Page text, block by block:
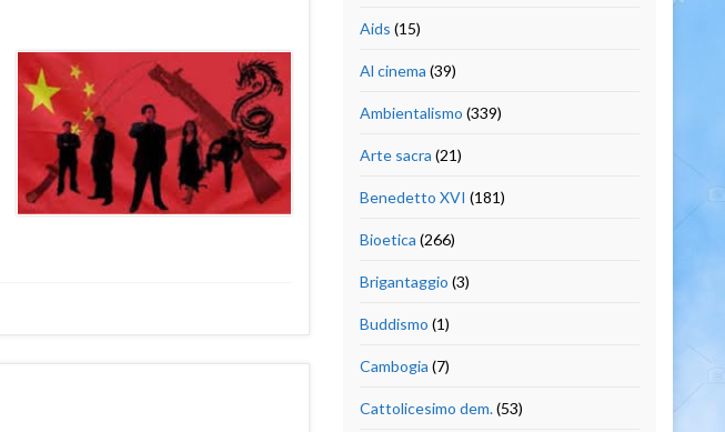
Aids (15)
Al cinema (39)
Ambientalismo (339)
Arte sacra (21)
Benedetto XVI (181)
Bioetica (266)
Brigantaggio (3)
Buddismo (1)
Cambogia (7)
Cattolicesimo dem.(53)